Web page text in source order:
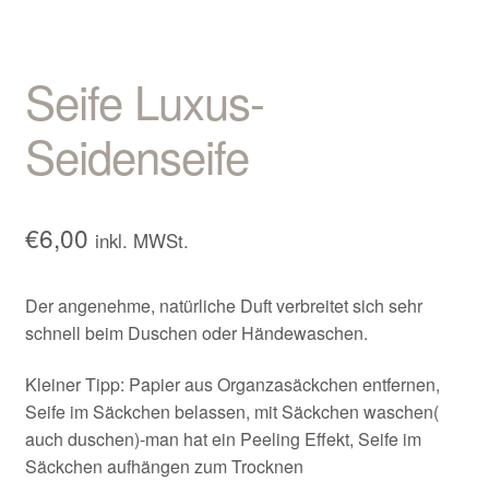
Märkte
Gewerbe
Kontakt/Anfahrt
Seife Luxus-
Seidenseife
€6,00 inkl. MWSt.
Der angenehme, natürliche Duft verbreitet sich sehr
schnell beim Duschen oder Händewaschen.
Kleiner Tipp: Papier aus Organzasäckchen entfernen,
Seife im Säckchen belassen, mit Säckchen waschen(
auch duschen)-man hat ein Peeling Effekt, Seife im
Säckchen aufhängen zum Trocknen